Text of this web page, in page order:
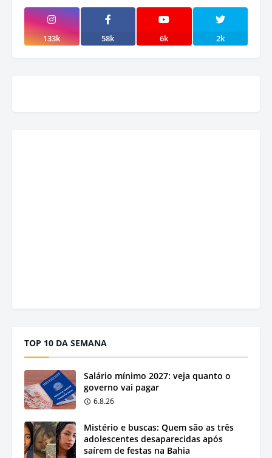
133k 58k 6k 2k
TOP 10 DA SEMANA
Salário mínimo 2027: veja quanto o
governo vai pagar
6.8.26
Mistério e buscas: Quem são as três
adolescentes desaparecidas após
saírem de festas na Bahia